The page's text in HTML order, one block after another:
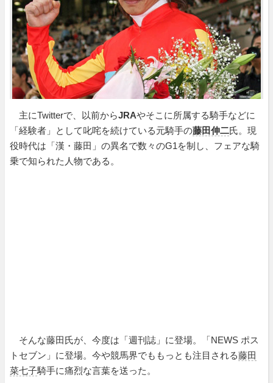
主にTwitterで、以前からJRAやそこに所属する騎手などに
「経験者」として叱咤を続けている元騎手の藤田伸二氏。現
役時代は「漢・藤田」の異名で数々のG1を制し、フェアな騎
乗で知られた人物である。
そんな藤田氏が、今度は「週刊誌」に登場。「NEWS ポス
トセブン」に登場。今や競馬界でももっとも注目される藤田
菜七子騎手に痛烈な言葉を送った。